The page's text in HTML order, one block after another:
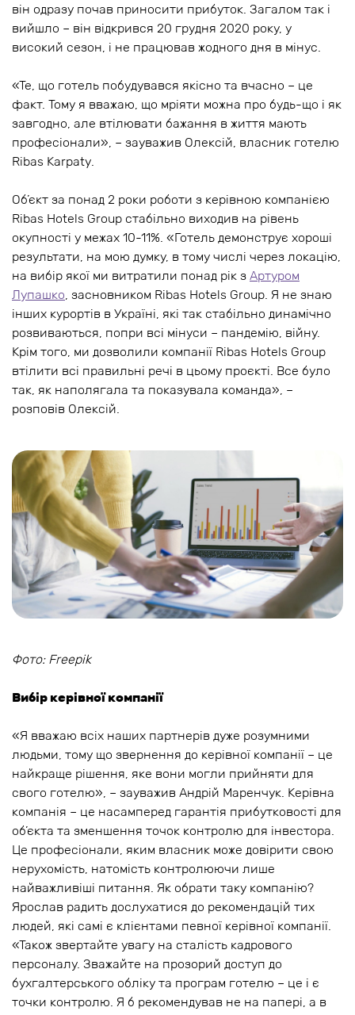
він одразу почав приносити прибуток. Загалом так і
вийшло – він відкрився 20 грудня 2020 року, у
високий сезон, і не працював жодного дня в мінус.
«Те, що готель побудувався якісно та вчасно – це
факт. Тому я вважаю, що мріяти можна про будь-що і як
завгодно, але втілювати бажання в життя мають
професіонали», – зауважив Олексій, власник готелю
Ribas Karpaty.
Об’єкт за понад 2 роки роботи з керівною компанією
Ribas Hotels Group стабільно виходив на рівень
окупності у межах 10-11%. «Готель демонструє хороші
результати, на мою думку, в тому числі через локацію,
на вибір якої ми витратили понад рік з Артуром
Лупашко , засновником Ribas Hotels Group. Я не знаю
інших курортів в Україні, які так стабільно динамічно
розвиваються, попри всі мінуси – пандемію, війну.
Крім того, ми дозволили компанії Ribas Hotels Group
втілити всі правильні речі в цьому проєкті. Все було
так, як наполягала та показувала команда», –
розповів Олексій.
Фото: Freepik
Вибір керівної компанії
«Я вважаю всіх наших партнерів дуже розумними
людьми, тому що звернення до керівної компанії – це
найкраще рішення, яке вони могли прийняти для
свого готелю», – зауважив Андрій Маренчук. Керівна
компанія – це насамперед гарантія прибутковості для
об’єкта та зменшення точок контролю для інвестора.
Це професіонали, яким власник може довірити свою
нерухомість, натомість контролюючи лише
найважливіші питання. Як обрати таку компанію?
Ярослав радить дослухатися до рекомендацій тих
людей, які самі є клієнтами певної керівної компанії.
«Також звертайте увагу на сталість кадрового
персоналу. Зважайте на прозорий доступ до
бухгалтерського обліку та програм готелю – це і є
точки контролю. Я б рекомендував не на папері, а в